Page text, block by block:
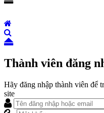
Thành viên đăng
Hãy đăng nhập thành viên để
site